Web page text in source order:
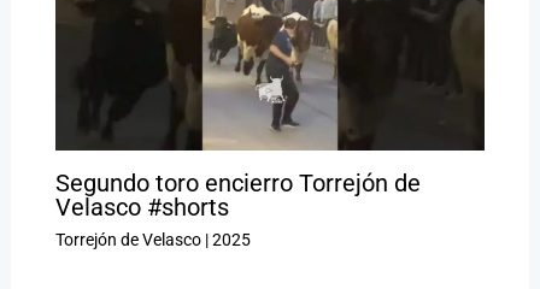
Segundo toro encierro Torrejón de
Velasco #shorts
Torrejón de Velasco|2025